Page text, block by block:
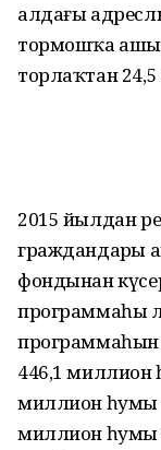
алдағы
тормошҡа
торлаҡтан
2015 йылдан
граждандарҙы
фондынан
программаһы
программаһын
446,1 миллион
миллион һумы
миллион һумы